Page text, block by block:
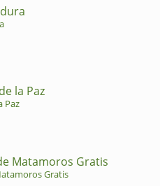
la Paz
Paz
Matamoros Gratis
Gratis